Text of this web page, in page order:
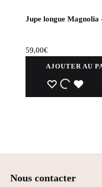
Jupe longue Magnolia
59,00€
AJOUTER AU
Nous contacter